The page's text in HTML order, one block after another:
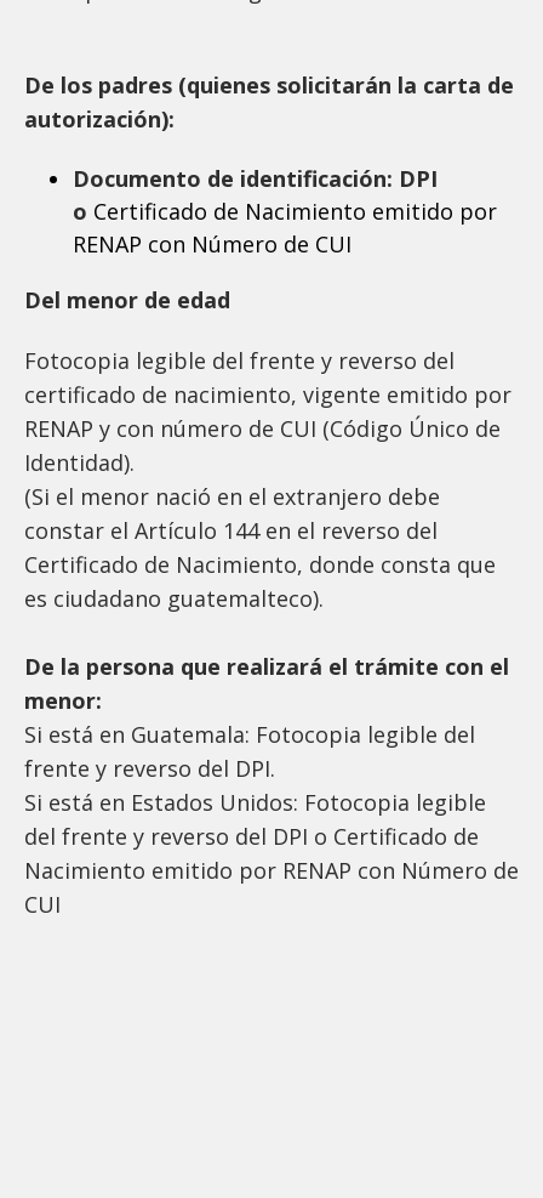
De los padres (quienes solicitarán la carta de
autorización):
Documento de identificación: DPI
o Certificado de Nacimiento emitido por
RENAP con Número de CUI
Del menor de edad
Fotocopia legible del frente y reverso del
certificado de nacimiento, vigente emitido por
RENAP y con número de CUI (Código Único de
Identidad).
(Si el menor nació en el extranjero debe
constar el Artículo 144 en el reverso del
Certificado de Nacimiento, donde consta que
es ciudadano guatemalteco).
De la persona que realizará el trámite con el
menor:
Si está en Guatemala: Fotocopia legible del
frente y reverso del DPI.
Si está en Estados Unidos: Fotocopia legible
del frente y reverso del DPI o Certificado de
Nacimiento emitido por RENAP con Número de
CUI